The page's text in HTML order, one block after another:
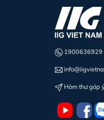
1900636929
Hòm thư góp